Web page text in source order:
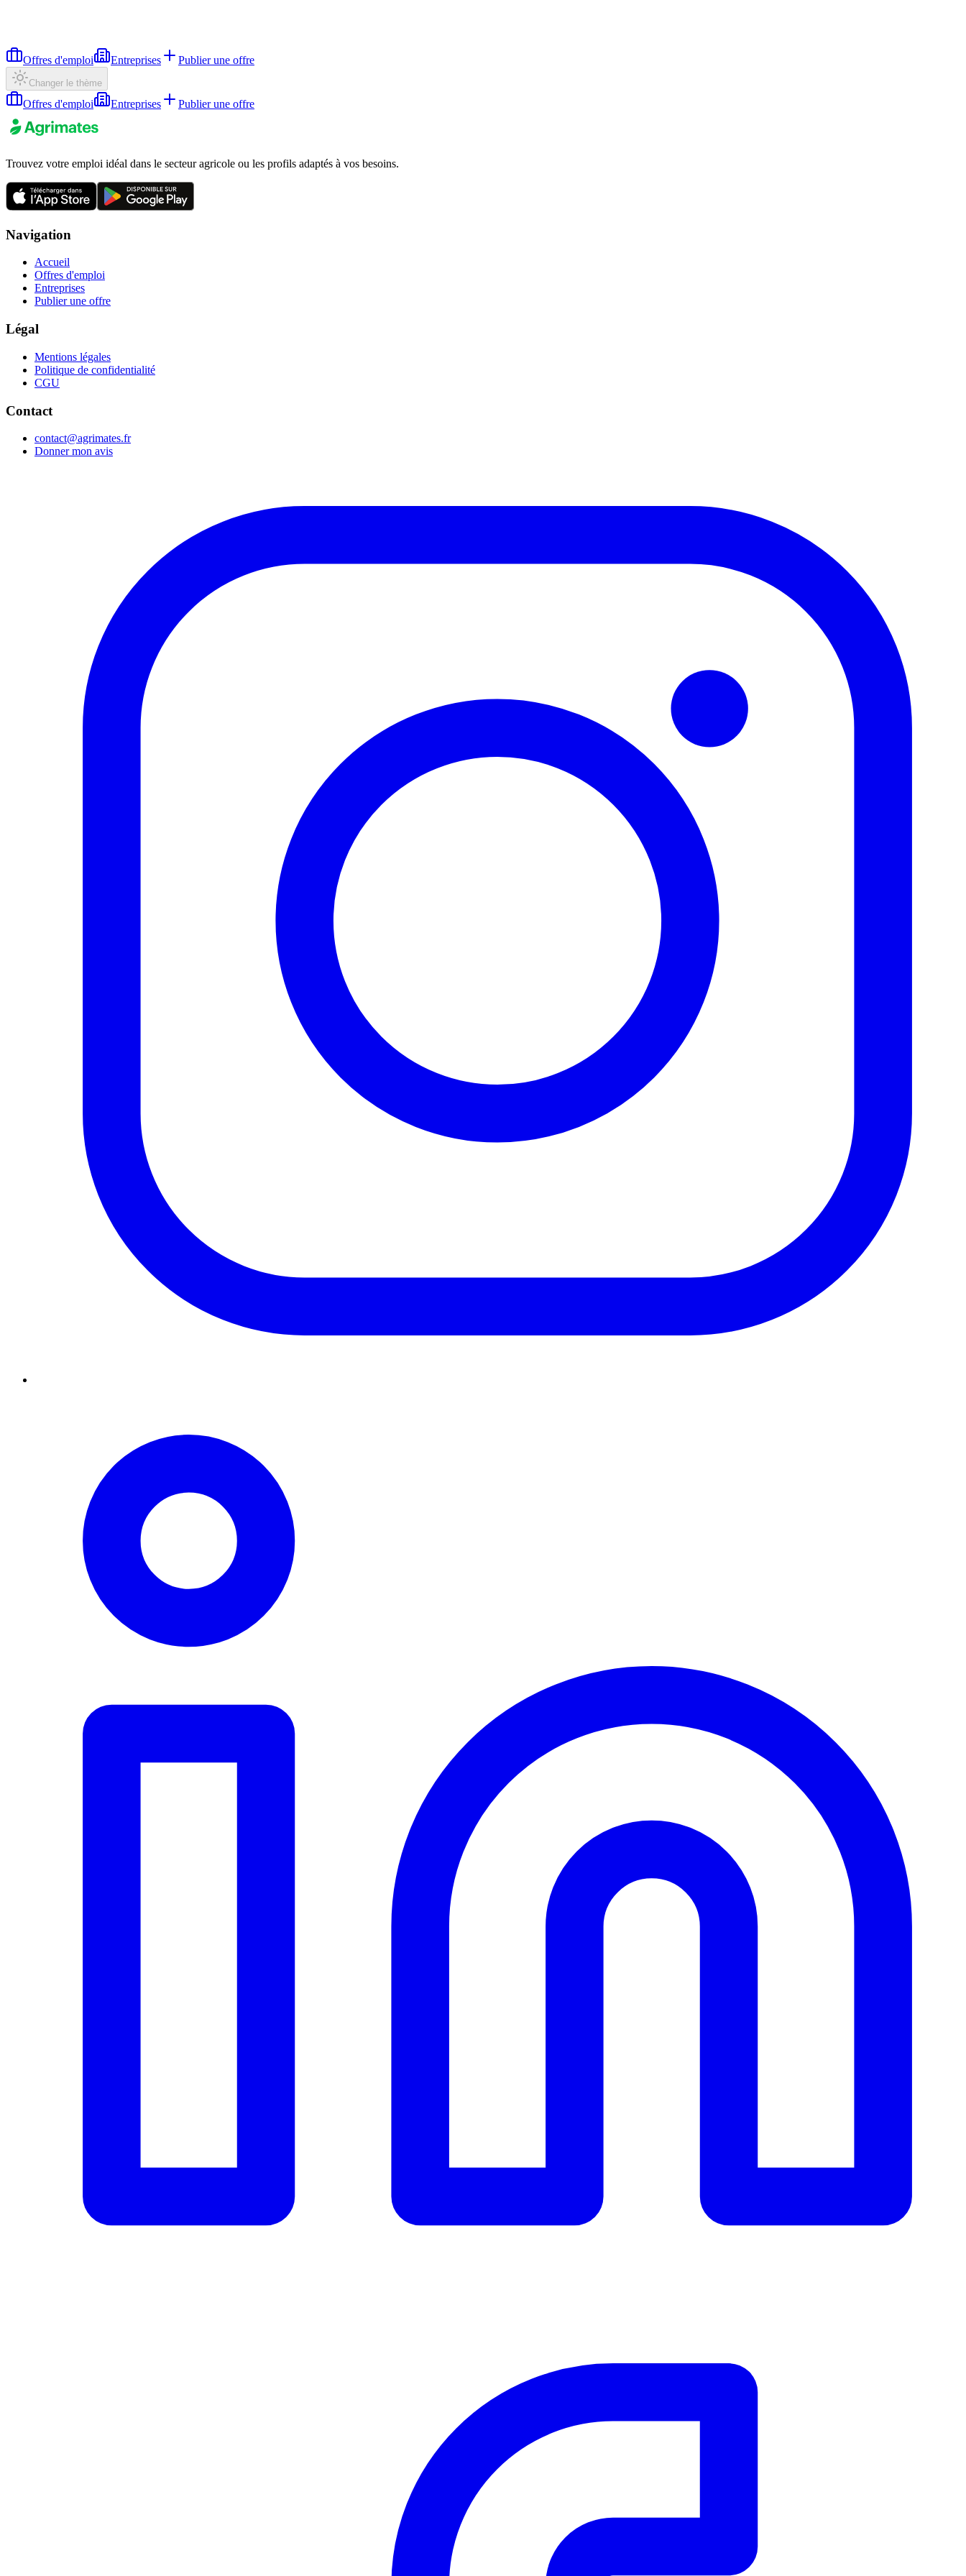
Offres d'emploi Entreprises Publier une offre
Changer le thème
Offres d'emploi Entreprises Publier une offre
Trouvez votre emploi idéal dans le secteur agricole ou les profils adaptés à vos besoins.
Navigation
Accueil
Offres d'emploi
Entreprises
Publier une offre
Légal
Mentions légales
Politique de confidentialité
CGU
Contact
contact@agrimates.fr
Donner mon avis